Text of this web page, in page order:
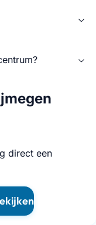
direct een